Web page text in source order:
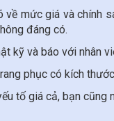
về mức giá và chính
đáng có.
kỹ và báo với nhân
phục có kích
tố giá cả, bạn cũng